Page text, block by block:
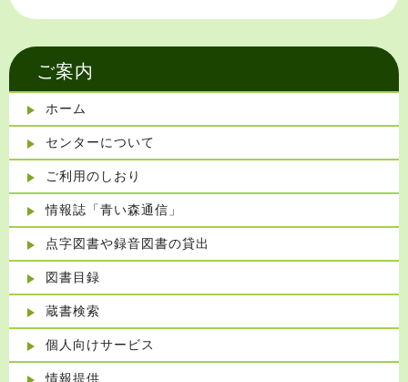
ご案内
ホーム
センターについて
ご利用のしおり
情報誌「青い森通信」
点字図書や録音図書の貸出
図書目録
蔵書検索
個人向けサービス
情報提供